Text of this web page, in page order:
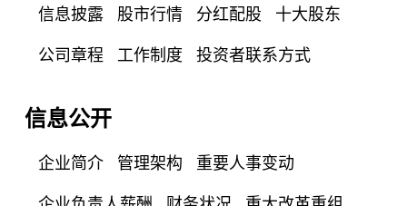
信息披露
股市行情 分红配股
十大股东
公司章程
工作制度 投资者联系方式
信息公开
企业简介 管理架构
重要人事变动